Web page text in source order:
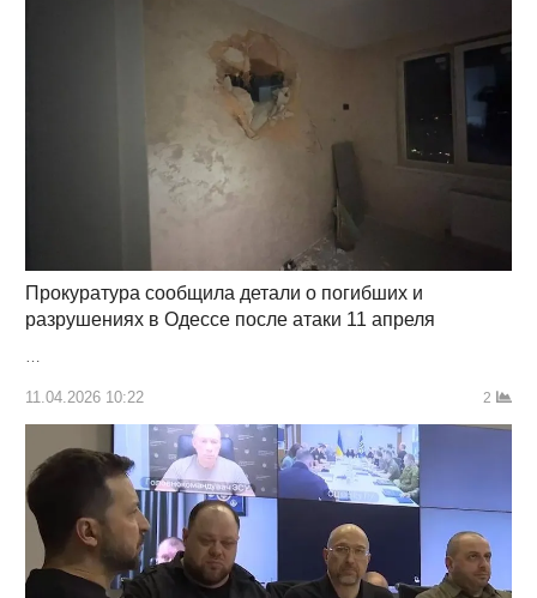
Прокуратура сообщила детали о погибших и
разрушениях в Одессе после атаки 11 апреля
11.04.2026 10:22 2